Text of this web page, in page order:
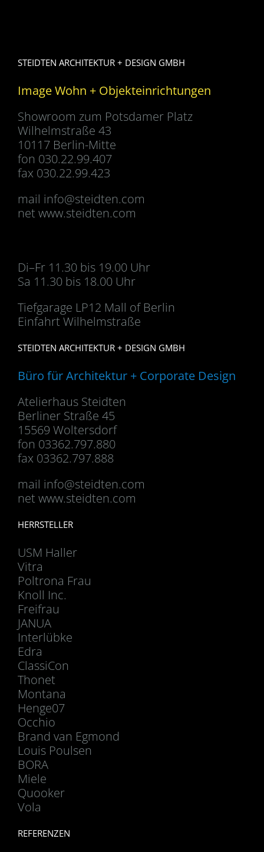
STEIDTEN ARCHITEKTUR + DESIGN GMBH
Image Wohn + Objekteinrichtungen
Showroom zum Potsdamer Platz
Wilhelmstraße 43
10117 Berlin-Mitte
fon 030.22.99.407
fax 030.22.99.423
mail info@steidten.com
net www.steidten.com
Di–Fr 11.30 bis 19.00 Uhr
Sa 11.30 bis 18.00 Uhr
Tiefgarage LP12 Mall of Berlin
Einfahrt Wilhelmstraße
STEIDTEN ARCHITEKTUR + DESIGN GMBH
Büro für Architektur + Corporate Design
Atelierhaus Steidten
Berliner Straße 45
15569 Woltersdorf
fon 03362.797.880
fax 03362.797.888
mail info@steidten.com
net www.steidten.com
HERRSTELLER
USM Haller
Vitra
Poltrona Frau
Knoll Inc.
Freifrau
JANUA
Interlübke
Edra
ClassiCon
Thonet
Montana
Henge07
Occhio
Brand van Egmond
Louis Poulsen
BORA
Miele
Quooker
Vola
REFERENZEN